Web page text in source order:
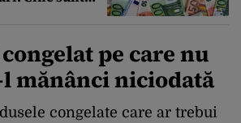
din energie
pe care nu
mănânci niciodată
congelate care ar trebui